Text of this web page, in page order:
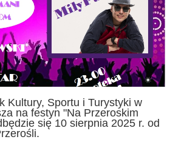
Kultury, Sportu i Turystyki w
na festyn "Na Przeroskim
się 10 sierpnia 2025 r. od